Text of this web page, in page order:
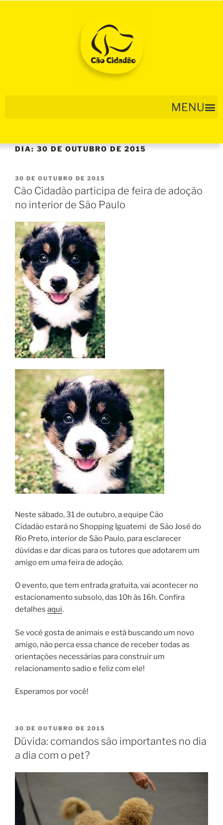
DIA:30 DE OUTUBRO DE 2015
30 DE OUTUBRO DE 2015
Cão Cidadão participa de feira de adoção
no interior de São Paulo
Neste sábado, 31 de outubro, a equipe Cão
Cidadão estará no Shopping Iguatemi de São José do
Rio Preto, interior de São Paulo, para esclarecer
dúvidas e dar dicas para os tutores que adotarem um
amigo em uma feira de adoção.
O evento, que tem entrada gratuita, vai acontecer no
estacionamento subsolo, das 10h às 16h. Confira
detalhes aqui.
Se você gosta de animais e está buscando um novo
amigo, não perca essa chance de receber todas as
orientações necessárias para construir um
relacionamento sadio e feliz com ele!
Esperamos por você!
30 DE OUTUBRO DE 2015
Dúvida: comandos são importantes no dia
a dia com o pet?